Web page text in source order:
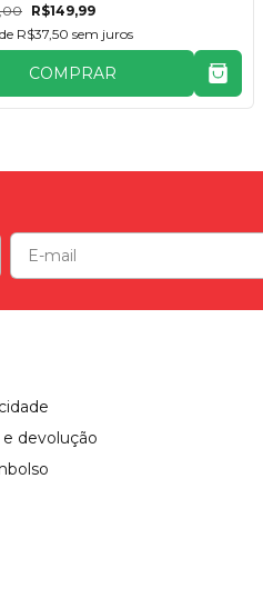
R$149,99
R$37,50 sem juros
COMPRAR
devolução